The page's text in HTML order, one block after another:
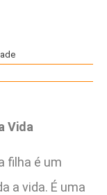
Vida
filha é um
a vida. É uma